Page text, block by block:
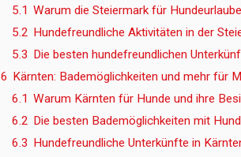
5.1 Warum die Steiermark für
5.2 Hundefreundliche Aktivitäten in der
5.3
Die besten hundefreundlichen
6
Kärnten: Bademöglichkeiten und mehr für
6.1 Warum Kärnten für Hunde und ihre
6.2 Die besten Bademöglichkeiten mit
6.3
Hundefreundliche Unterkünfte in